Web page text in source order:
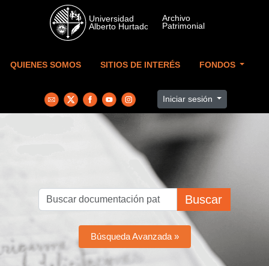
Skip to main content
QUIENES SOMOS SITIOS DE INTERÉS FONDOS
Iniciar sesión
Buscar
Búsqueda Avanzada »